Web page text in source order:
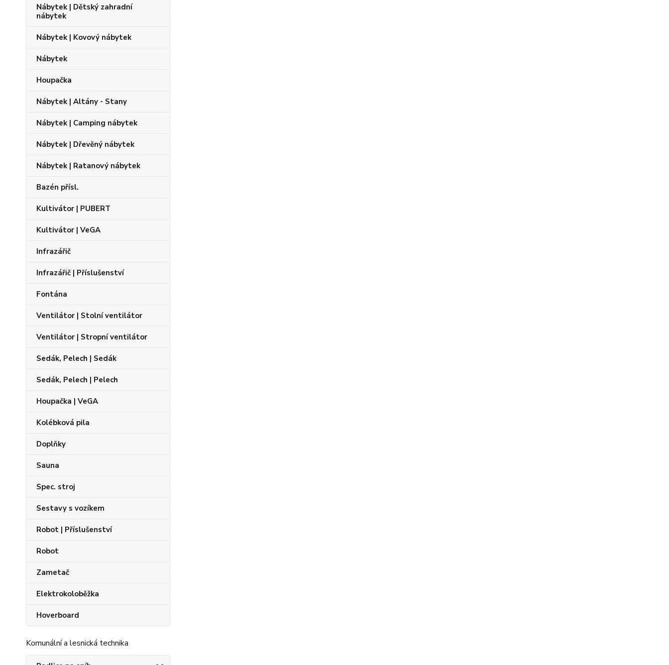
Nábytek | Dětský zahradní
nábytek
Nábytek | Kovový nábytek
Nábytek
Houpačka
Nábytek | Altány - Stany
Nábytek | Camping nábytek
Nábytek | Dřevěný nábytek
Nábytek | Ratanový nábytek
Bazén přísl.
Kultivátor | PUBERT
Kultivátor | VeGA
Infrazářič
Infrazářič | Příslušenství
Fontána
Ventilátor | Stolní ventilátor
Ventilátor | Stropní ventilátor
Sedák, Pelech | Sedák
Sedák, Pelech | Pelech
Houpačka | VeGA
Kolébková pila
Doplňky
Sauna
Spec. stroj
Sestavy s vozíkem
Robot | Příslušenství
Robot
Zametač
Elektrokoloběžka
Hoverboard
Komunální a lesnická technika